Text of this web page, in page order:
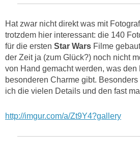
Hat zwar nicht direkt was mit
trotzdem hier interessant: die 140
für die ersten Star Wars Filme
der Zeit ja (zum Glück?) noch nicht
von Hand gemacht werden, was den
besonderen Charme gibt.
ich die vielen Details und den fast
http://imgur.com/a/Zt9Y4?gallery